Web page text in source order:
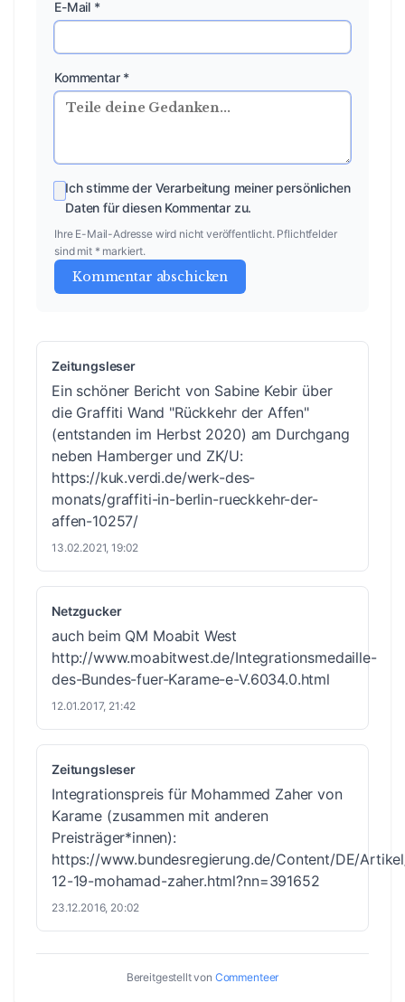
E-Mail *
Kommentar *
Ich stimme der Verarbeitung meiner persönlichen
Daten für diesen Kommentar zu.
Ihre E-Mail-Adresse wird nicht veröffentlicht. Pflichtfelder
sind mit * markiert.
Kommentar abschicken
Zeitungsleser
Ein schöner Bericht von Sabine Kebir über
die Graffiti Wand "Rückkehr der Affen"
(entstanden im Herbst 2020) am Durchgang
neben Hamberger und ZK/U:
https://kuk.verdi.de/werk-des-
monats/graffiti-in-berlin-rueckkehr-der-
affen-10257/
13.02.2021, 19:02
Netzgucker
auch beim QM Moabit West
http://www.moabitwest.de/Integrationsmedaille-
des-Bundes-fuer-Karame-e-V.6034.0.html
12.01.2017, 21:42
Zeitungsleser
Integrationspreis für Mohammed Zaher von
Karame (zusammen mit anderen
Preisträger*innen):
https://www.bundesregierung.de/Content/DE/
12-19-mohamad-zaher.html?nn=391652
23.12.2016, 20:02
Bereitgestellt von Commenteer